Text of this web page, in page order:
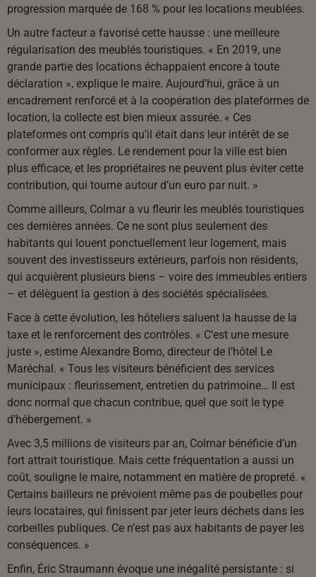
progression marquée de 168 % pour les locations meublées.
Un autre facteur a favorisé cette hausse : une meilleure
régularisation des meublés touristiques. « En 2019, une
grande partie des locations échappaient encore à toute
déclaration », explique le maire. Aujourd’hui, grâce à un
encadrement renforcé et à la coopération des plateformes de
location, la collecte est bien mieux assurée. « Ces
plateformes ont compris qu’il était dans leur intérêt de se
conformer aux règles. Le rendement pour la ville est bien
plus efficace, et les propriétaires ne peuvent plus éviter cette
contribution, qui tourne autour d’un euro par nuit. »
Comme ailleurs, Colmar a vu fleurir les meublés touristiques
ces dernières années. Ce ne sont plus seulement des
habitants qui louent ponctuellement leur logement, mais
souvent des investisseurs extérieurs, parfois non résidents,
qui acquièrent plusieurs biens – voire des immeubles entiers
– et délèguent la gestion à des sociétés spécialisées.
Face à cette évolution, les hôteliers saluent la hausse de la
taxe et le renforcement des contrôles. « C’est une mesure
juste », estime Alexandre Bomo, directeur de l’hôtel Le
Maréchal. « Tous les visiteurs bénéficient des services
municipaux : fleurissement, entretien du patrimoine… Il est
donc normal que chacun contribue, quel que soit le type
d’hébergement. »
Avec 3,5 millions de visiteurs par an, Colmar bénéficie d’un
fort attrait touristique. Mais cette fréquentation a aussi un
coût, souligne le maire, notamment en matière de propreté. «
Certains bailleurs ne prévoient même pas de poubelles pour
leurs locataires, qui finissent par jeter leurs déchets dans les
corbeilles publiques. Ce n’est pas aux habitants de payer les
conséquences. »
Enfin, Éric Straumann évoque une inégalité persistante : si